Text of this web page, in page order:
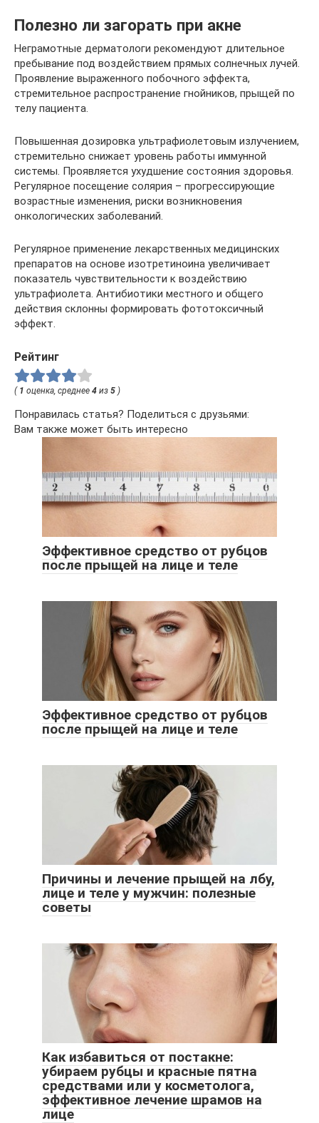
Полезно ли загорать при акне
Неграмотные дерматологи рекомендуют длительное
пребывание под воздействием прямых солнечных лучей.
Проявление выраженного побочного эффекта,
стремительное распространение гнойников, прыщей по
телу пациента.
Повышенная дозировка ультрафиолетовым излучением,
стремительно снижает уровень работы иммунной
системы. Проявляется ухудшение состояния здоровья.
Регулярное посещение солярия – прогрессирующие
возрастные изменения, риски возникновения
онкологических заболеваний.
Регулярное применение лекарственных медицинских
препаратов на основе изотретиноина увеличивает
показатель чувствительности к воздействию
ультрафиолета. Антибиотики местного и общего
действия склонны формировать фототоксичный
эффект.
Рейтинг
( 1 оценка, среднее 4 из 5 )
Понравилась статья? Поделиться с друзьями:
Вам также может быть интересно
Эффективное средство от рубцов
после прыщей на лице и теле
Эффективное средство от рубцов
после прыщей на лице и теле
Причины и лечение прыщей на лбу,
лице и теле у мужчин: полезные
советы
Как избавиться от постакне:
убираем рубцы и красные пятна
средствами или у косметолога,
эффективное лечение шрамов на
лице